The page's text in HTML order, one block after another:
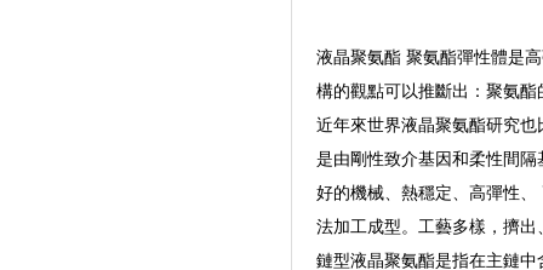
液晶聚氨酯 聚氨酯彈性體是
構的觀點可以推斷出：聚氨
近年來世界液晶聚氨酯研究
是由剛性致介基因和柔性間
好的機械、熱穩定、高彈性
法加工成型。工藝多樣，擠
鏈型液晶聚氨酯是指在主鏈